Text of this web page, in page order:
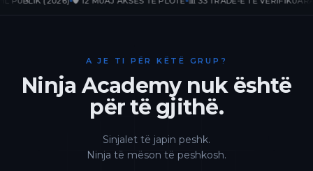
A JE TI PËR KËTË GRUP?
Ninja Academy nuk është
për të gjithë.
Sinjalet të japin peshk.
Ninja të mëson të peshkosh.